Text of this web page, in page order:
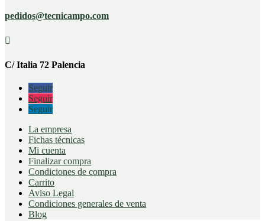
pedidos@tecnicampo.com

C/ Italia 72 Palencia
Seguir
Seguir
Seguir
La empresa
Fichas técnicas
Mi cuenta
Finalizar compra
Condiciones de compra
Carrito
Aviso Legal
Condiciones generales de venta
Blog